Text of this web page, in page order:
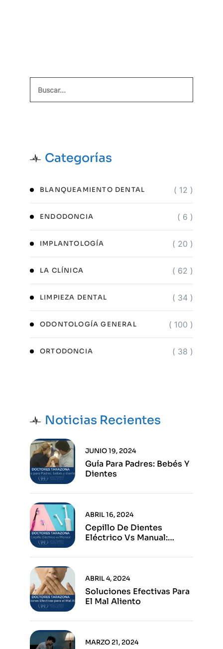
Categorías
BLANQUEAMIENTO DENTAL ( 12 )
ENDODONCIA ( 6 )
IMPLANTOLOGÍA ( 20 )
LA CLÍNICA ( 62 )
LIMPIEZA DENTAL ( 34 )
ODONTOLOGÍA GENERAL ( 100 )
ORTODONCIA ( 38 )
Noticias Recientes
Guía Para Padres: Bebés Y
Dientes
JUNIO 19, 2024
Cepillo De Dientes
Eléctrico Vs Manual:
De Cada Opción
ABRIL 16, 2024
Soluciones Efectivas Para
El Mal Aliento
ABRIL 4, 2024
MARZO 21, 2024